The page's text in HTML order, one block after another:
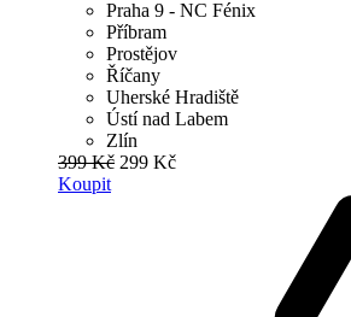
Praha 9 - NC Fénix
Příbram
Prostějov
Říčany
Uherské Hradiště
Ústí nad Labem
Zlín
399 Kč 299 Kč
Koupit